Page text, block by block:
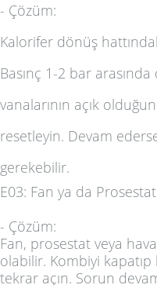
- Çözüm:
Kalorifer dönüş
Basınç 1-2 bar
vanalarının açık
resetleyin. Devam
gerekebilir.
E03: Fan ya da Prosestat
- Çözüm:
Fan, prosestat veya
olabilir. Kombiyi
tekrar açın. Sorun